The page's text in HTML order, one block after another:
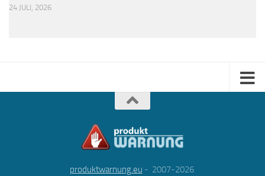
24 JULI, 2026
produktwarnung.eu - 2007-2026